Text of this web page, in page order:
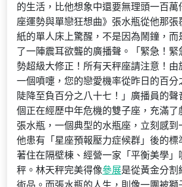
的生活，比他想象中還要無理頭一百萬
座運勢與單戀狂想曲》張水瓶從他那張
紙的單人床上驚醒，不是因為鬧鐘，而
了一陣震耳欲聾的廣播聲。「緊急！
勢超級大修正！所有天秤座請注意！由
一個噴嚏，您的戀愛機率從昨日的百分
陡降至負百分之八十七！」廣播員的
個正在經歷中年危機的雙子座，充滿了
張水瓶，一個典型的水瓶座，立刻感到
他患有「星座預報壓力症候群」後的標
著住在隔壁棟、經營一家「平衡美學」
秤。林天秤完美得像參展是從黃金分割
術品。而張水瓶的人生，則像一團被獅